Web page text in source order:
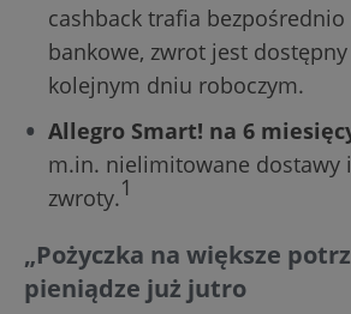
cashback trafia
bankowe, zwrot jest
kolejnym dniu roboczym.
Allegro Smart! na 6
m.in. nielimitowane dostawy
zwroty.1
„Pożyczka na większe
pieniądze już jutro